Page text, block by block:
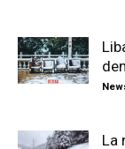
La